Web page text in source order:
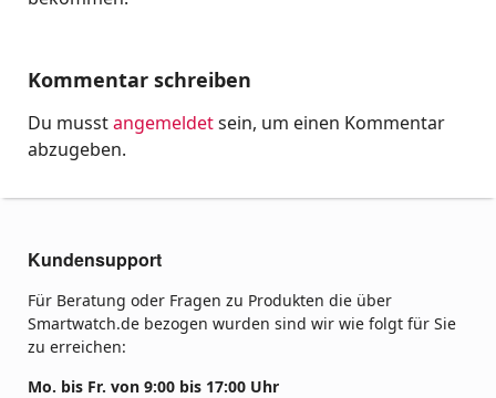
Kommentar schreiben
Du musstangemeldetsein, um einen Kommentar
abzugeben.
Kundensupport
Für Beratung oder Fragen zu Produkten die über
Smartwatch.de bezogen wurden sind wir wie folgt für Sie
zu erreichen:
Mo. bis Fr. von 9:00 bis 17:00 Uhr